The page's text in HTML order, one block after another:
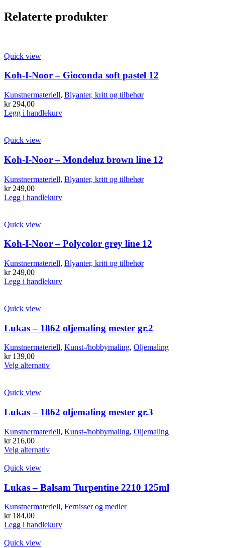
Relaterte produkter
Quick view
Koh-I-Noor – Gioconda soft pastel 12
Kunstnermateriell, Blyanter, kritt og tilbehør
kr294,00
Legg i handlekurv
Quick view
Koh-I-Noor – Mondeluz brown line 12
Kunstnermateriell, Blyanter, kritt og tilbehør
kr249,00
Legg i handlekurv
Quick view
Koh-I-Noor – Polycolor grey line 12
Kunstnermateriell, Blyanter, kritt og tilbehør
kr249,00
Legg i handlekurv
Quick view
Lukas – 1862 oljemaling mester gr.2
Kunstnermateriell, Kunst-/hobbymaling, Oljemaling
kr139,00
Velg alternativDette
Alternativene
kan
velges
på
produktsiden
Quick view
Lukas – 1862 oljemaling mester gr.3
Kunstnermateriell, Kunst-/hobbymaling, Oljemaling
kr216,00
Velg alternativDette
varianter.
Alternativene
kan
velges
på
produktsiden
Quick view
Lukas – Balsam Turpentine 2210 125ml
Kunstnermateriell, Fernisser og medier
kr184,00
Legg i handlekurv
Quick view